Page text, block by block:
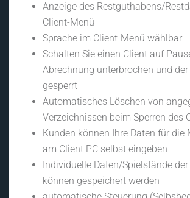
Anzeige des Restguthabens/
Client-Menü
Sprache im Client-Menü wählbar
Schalten Sie einen Client auf
Abrechnung unterbrochen und
gesperrt
Automatisches Löschen von
Verzeichnissen beim Sperren des
Kunden können Ihre Daten für die
am Client PC selbst eingeben
Individuelle Daten/Spielstände
können gespeichert werden